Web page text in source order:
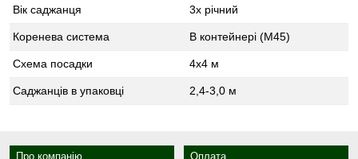
Вік саджанця 3х річний
Коренева система В контейнері (М45)
Схема посадки 4х4 м
Саджанців в упаковці 2,4-3,0 м
Про компанію Оплата